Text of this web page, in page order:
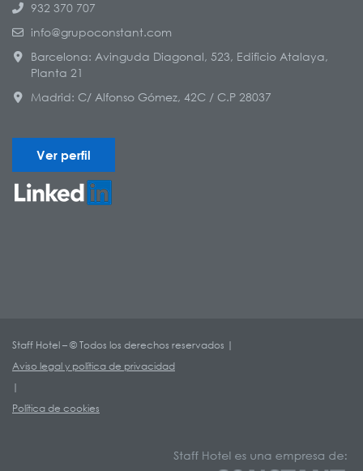
932 370 707
info@grupoconstant.com
Barcelona: Avinguda Diagonal, 523, Edificio Atalaya,
Planta 21
Madrid: C/ Alfonso Gómez, 42C / C.P 28037
Ver perfil
Staff Hotel – © Todos los derechos reservados |
Aviso legal y política de privacidad
|
Política de cookies